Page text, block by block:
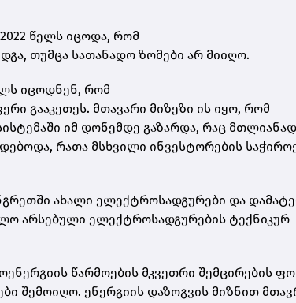
წელს იცოდა, რომ
თუმცა სათანადო ზომები არ მიიღო.
იცოდნენ, რომ
გააკეთეს. მთავარი მიზეზი ის იყო, რომ
იმ დონემდე გაზარდა, რაც მთლიანად
რათა მსხვილი ინვესტორების
ახალი ელექტროსადგურები და
არსებული ელექტროსადგურების ტექნიკურ
წარმოების მკვეთრი შემცირების
შემოიღო. ენერგიის დაზოგვის მიზნით